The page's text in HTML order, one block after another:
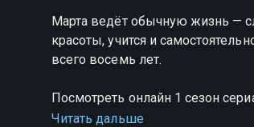
Марта ведёт обычную жизнь —
красоты, учится и
всего восемь лет.
Посмотреть онлайн 1 сезон
качестве на Смотрёшке
Читать дальше